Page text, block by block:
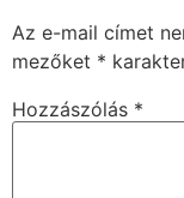
Az e-mail címet
mezőket *
Hozzászólás *